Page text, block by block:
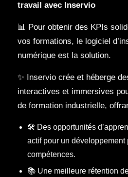
travail avec Inservio
📊 Pour obtenir des KPIs
vos formations, le logiciel
numérique est la solution.
✨ Inservio crée et héberge
interactives et immersives
de formation industrielle,
🛠️ Des opportunités
actif pour un développement
compétences.
📚 Une meilleure rétention